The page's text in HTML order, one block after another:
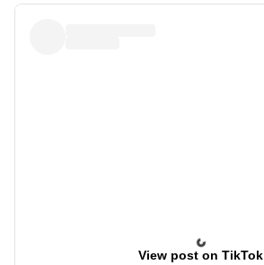
View post on TikTok